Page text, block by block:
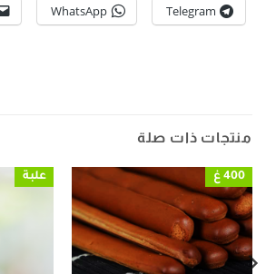
Telegram
WhatsApp
منتجات ذات صلة
400 غ علبة